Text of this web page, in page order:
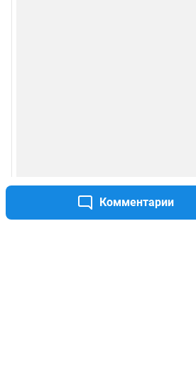
Комментарии